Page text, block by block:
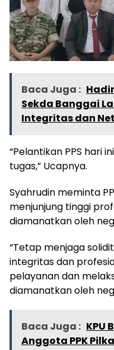
Baca Juga :
Sekda Banggai
Integritas dan
“Pelantikan PPS hari
tugas,” Ucapnya.
Syahrudin meminta
menjunjung tinggi
diamanatkan oleh
“Tetap menjaga
integritas dan
pelayanan dan
diamanatkan oleh
Baca Juga : KPU
Anggota PPK